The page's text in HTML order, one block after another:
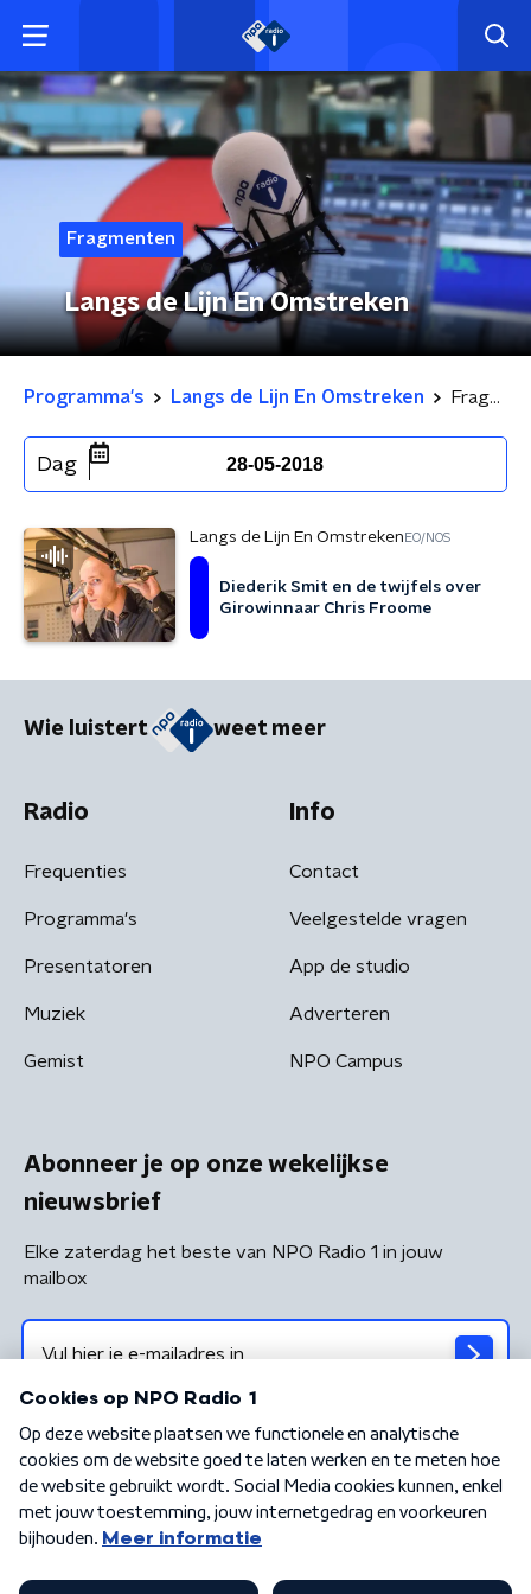
Fragmenten
Langs de Lijn En Omstreken
Programma's Langs de Lijn En Omstreken Fragmenten
Dag 28-05-2018
Langs de Lijn En Omstreken EO/NOS
Diederik Smit en de twijfels over
Girowinnaar Chris Froome
Wie luistert weet meer
Radio
Frequenties
Programma's
Presentatoren
Muziek
Gemist
Info
Contact
Veelgestelde vragen
App de studio
Adverteren
NPO Campus
Abonneer je op onze wekelijkse
nieuwsbrief
Elke zaterdag het beste van NPO Radio 1 in jouw
mailbox
Algemene voorwaarden